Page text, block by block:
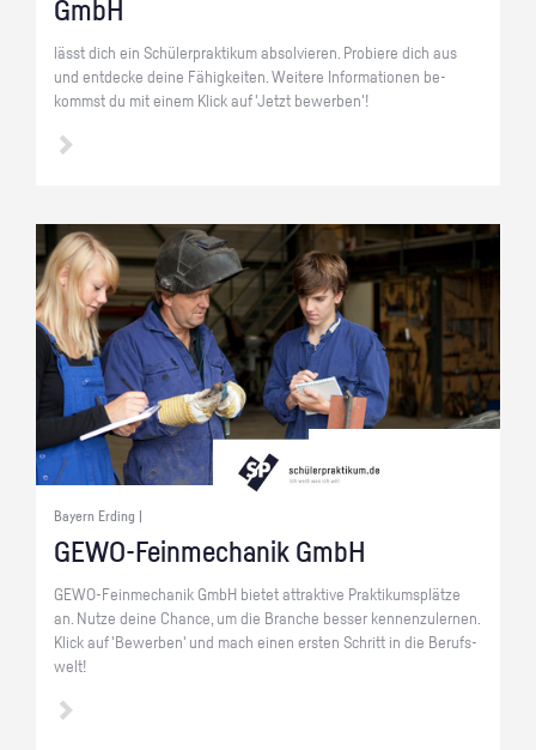
GmbH
lässt dich ein Schü­ler­prak­ti­kum ab­sol­vie­ren. Pro­bie­re dich aus
und ent­de­cke deine Fä­hig­kei­ten. Wei­te­re In­for­ma­tio­nen be­
kommst du mit einem Klick auf 'Jetzt be­wer­ben'!
Bayern Erding |
GE­WO-Fein­me­cha­nik GmbH
GE­WO-Fein­me­cha­nik GmbH bie­tet at­trak­ti­ve Prak­ti­kums­plät­ze
an. Nutze deine Chan­ce, um die Bran­che bes­ser ken­nen­zu­ler­nen.
Klick auf 'Be­wer­ben' und mach einen ers­ten Schritt in die Be­rufs­
welt!